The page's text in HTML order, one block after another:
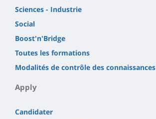
Sciences - Industrie
Social
Boost'n'Bridge
Toutes les formations
Modalités de contrôle des connaissances
Apply
Candidater